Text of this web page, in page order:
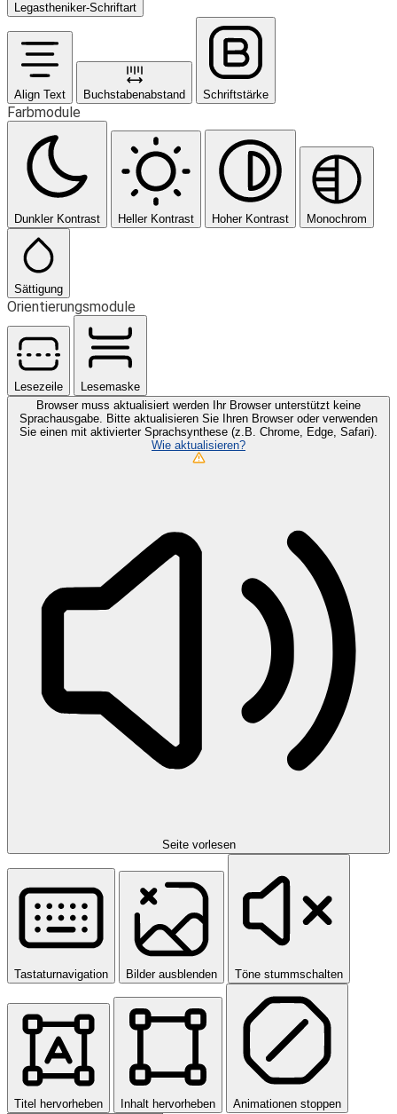
Legastheniker-Schriftart
Align Text Buchstabenabstand Schriftstärke
Farbmodule
Dunkler Kontrast Heller Kontrast Hoher Kontrast Monochrom
Sättigung
Orientierungsmodule
Lesezeile
Lesemaske
Browser muss aktualisiert werden
Ihr Browser unterstützt keine
Sprachausgabe. Bitte aktualisieren Sie Ihren Browser oder verwenden
Sie einen mit aktivierter Sprachsynthese (z.B. Chrome, Edge, Safari).
Wie aktualisieren?
Seite vorlesen
Tastaturnavigation Bilder ausblenden Töne stummschalten
Titel hervorheben Inhalt hervorheben Animationen stoppen